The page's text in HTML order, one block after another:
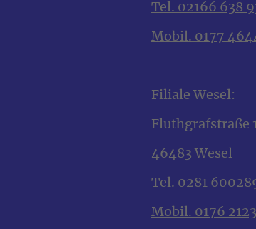
Tel. 02166 638
Mobil. 0177
Filiale Wesel:
Fluthgrafstraße
46483 Wesel
Tel. 0281
Mobil. 0176